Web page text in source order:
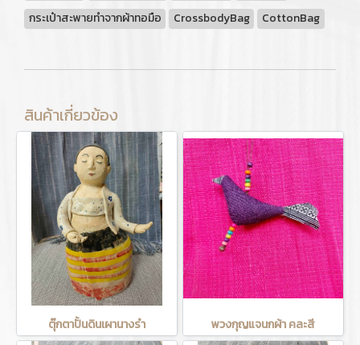
กระเป๋าสะพายทำจากผ้าทอมือ
CrossbodyBag CottonBag
สินค้าเกี่ยวข้อง
ตุ๊กตาปั้นดินเผานางรำ พวงกุญแจนกผ้า คละสี